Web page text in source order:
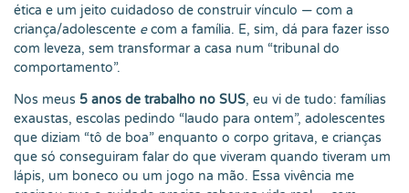
ética e um jeito cuidadoso de construir vínculo — com a
criança/adolescente ecom a família. E, sim, dá para fazer isso
com leveza, sem transformar a casa num “tribunal do
comportamento”.
Nos meus 5 anos de trabalho no SUS, eu vi de tudo: famílias
exaustas, escolas pedindo “laudo para ontem”, adolescentes
que diziam “tô de boa” enquanto o corpo gritava, e crianças
que só conseguiram falar do que viveram quando tiveram um
lápis, um boneco ou um jogo na mão. Essa vivência me